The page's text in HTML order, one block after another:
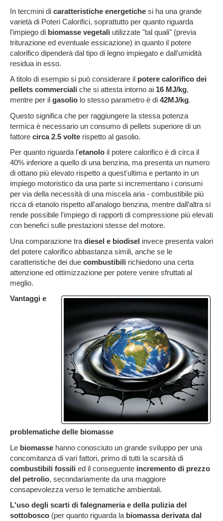
In tercmini di caratteristiche energetiche si ha una grande
varietà di Poteri Calorifici, soprattutto per quanto riguarda
l'impiego di biomasse vegetali utilizzate "tal quali" (previa
triturazione ed eventuale essicazione) in quanto il potere
calorifico dipenderà dal tipo di legno impiegato e dall'umidità
residua in esso.
A titolo di esempio si può considerare il potere calorifico dei
pellets commerciali che si attesta intorno ai 16 MJ/kg,
mentre per il gasolio lo stesso parametro è di 42MJ/kg.
Questo significa che per raggiungere la stessa potenza
termica è necessario un consumo di pellets superiore di un
fattore circa 2.5 volte rispetto al gasolio.
Per quanto riguarda l'etanolo il potere calorifico è di circa il
40% inferiore a quello di una benzina, ma presenta un numero
di ottano più elevato rispetto a quest'ultima e pertanto in un
impiego motoristico da una parte si incrementano i consumi
per via della necessità di una miscela aria - combustibile più
ricca di etanolo rispetto all'analogo benzina, mentre dall’altra si
rende possibile l'impiego di rapporti di compressione più elevati
con benefici sulle prestazioni stesse del motore.
Una comparazione tra diesel e biodisel invece presenta valori
del potere calorifico abbastanza simili, anche se le
caratteristiche dei due combustibili richiedono una certa
attenzione ed ottimizzazione per potere venire sfruttati al
meglio.
Vantaggi e
problematiche delle biomasse
Le biomasse hanno conosciuto un grande sviluppo per una
concomitanza di vari fattori, primo di tutti la scarsità di
combustibili fossili ed il conseguente incremento di prezzo
del petrolio, secondariamente da una maggiore
consapevolezza verso le tematiche ambientali.
L'uso degli scarti di falegnameria e della pulizia del
sottobosco (per quanto riguarda la biomassa derivata dal